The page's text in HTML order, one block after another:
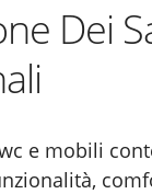
Dei
e mobili